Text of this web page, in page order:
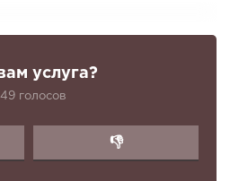
услуга?
голосов
👎